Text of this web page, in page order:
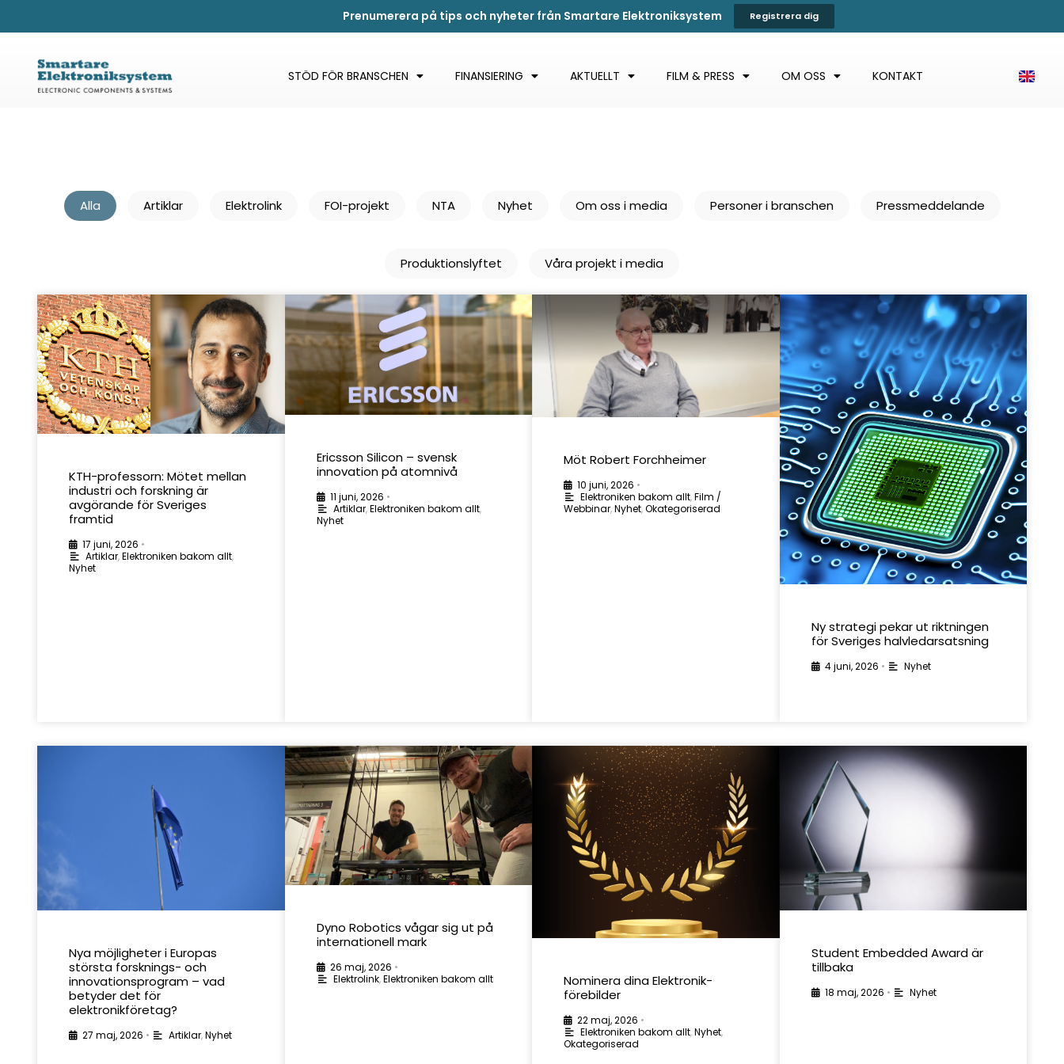
Prenumerera på tips och nyheter från Smartare Elektroniksystem Registrera dig
STÖD FÖR BRANSCHEN FINANSIERING AKTUELLT FILM & PRESS OM OSS KONTAKT
Alla Artiklar Elektrolink FOI-projekt NTA Nyhet Om oss i media Personer i branschen Pressmeddelande
Produktionslyftet Våra projekt i media
KTH-professorn: Mötet mellan
industri och forskning är
avgörande för Sveriges
framtid
17 juni, 2026 •
Artiklar,Elektroniken bakom allt,
Nyhet
Ericsson Silicon – svensk
innovation på atomnivå
11 juni, 2026 •
Artiklar,Elektroniken bakom allt,
Nyhet
Möt Robert Forchheimer
10 juni, 2026 •
Elektroniken bakom allt,Film /
Webbinar,Nyhet,Okategoriserad
Ny strategi pekar ut riktningen
för Sveriges halvledarsatsning
4 juni, 2026 • Nyhet
Nya möjligheter i Europas
största forsknings- och
innovationsprogram – vad
betyder det för
elektronikföretag?
27 maj, 2026 • Artiklar,Nyhet
Dyno Robotics vågar sig ut på
internationell mark
26 maj, 2026 •
Elektrolink,Elektroniken bakom allt
Nominera dina Elektronik-
förebilder
22 maj, 2026 •
Elektroniken bakom allt,Nyhet,
Okategoriserad
Student Embedded Award är
tillbaka
18 maj, 2026 • Nyhet